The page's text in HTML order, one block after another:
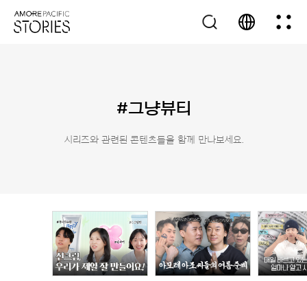
#그냥뷰티
시리즈와 관련된 콘텐츠들을 함께 만나보세요.